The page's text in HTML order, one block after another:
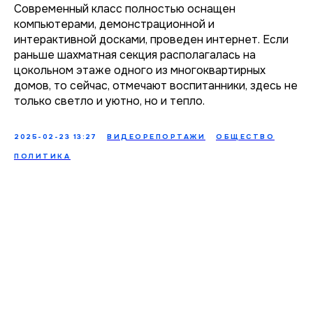
Современный класс полностью оснащен
компьютерами, демонстрационной и
интерактивной досками, проведен интернет. Если
раньше шахматная секция располагалась на
цокольном этаже одного из многоквартирных
домов, то сейчас, отмечают воспитанники, здесь не
только светло и уютно, но и тепло.
2025-02-23 13:27 ВИДЕОРЕПОРТАЖИ ОБЩЕСТВО
ПОЛИТИКА